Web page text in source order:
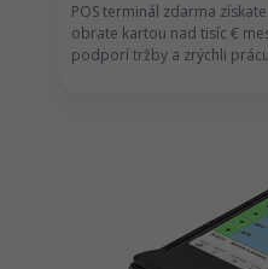
POS terminál zdarma
obrate kartou nad tisíc €
podporí tržby a zrýchli